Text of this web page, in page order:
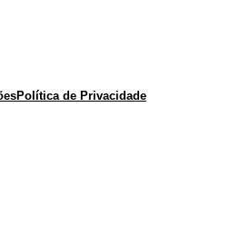
Política de Privacidade